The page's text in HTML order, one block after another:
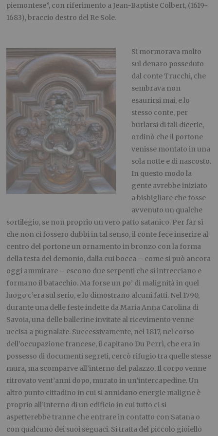
piemontese”, con riferimento a Jean-Baptiste Colbert, (1619-
1683), braccio destro del Re Sole.
Si mormorava molto
sul denaro posseduto
dal conte Trucchi, che
sembrava non
esaurirsi mai, e lo
stesso conte, per
burlarsi di tali dicerie,
ordinò che il portone
venisse montato in una
sola notte e di nascosto.
In questo modo la
gente avrebbe iniziato
a bisbigliare che fosse
avvenuto un qualche
sortilegio, se non proprio un vero patto satanico. Per far sì
che non ci fossero dubbi in tal senso, il conte fece inserire al
centro del portone un ornamento in bronzo con la forma
della testa del demonio, dalla cui bocca – come si può ancora
oggi ammirare – escono due serpenti che si intrecciano e
formano il batacchio. Ma forse un po’ di malignità in quel
luogo c’era sul serio, e lo dimostrano alcuni fatti. Nel 1790,
durante una delle feste indette da Maria Anna Carolina di
Savoia, una delle ballerine invitate al ricevimento venne
uccisa a pugnalate. Successivamente, nel 1817, nel corso
dell’occupazione francese, il capitano Du Perrì, che era in
possesso di documenti segreti, cercò rifugio tra quelle stesse
mura, ma scomparve all’interno del palazzo. Il corpo venne
ritrovato vent’anni dopo, murato in un’intercapedine. Un
altro punto cittadino in cui si annidano energie maligne è
proprio all’interno di un edificio in cui tutto ci si
aspetterebbe tranne che entrare in contatto con Satana o
con qualcuno dei suoi seguaci. Si tratta del piccolo gioiello